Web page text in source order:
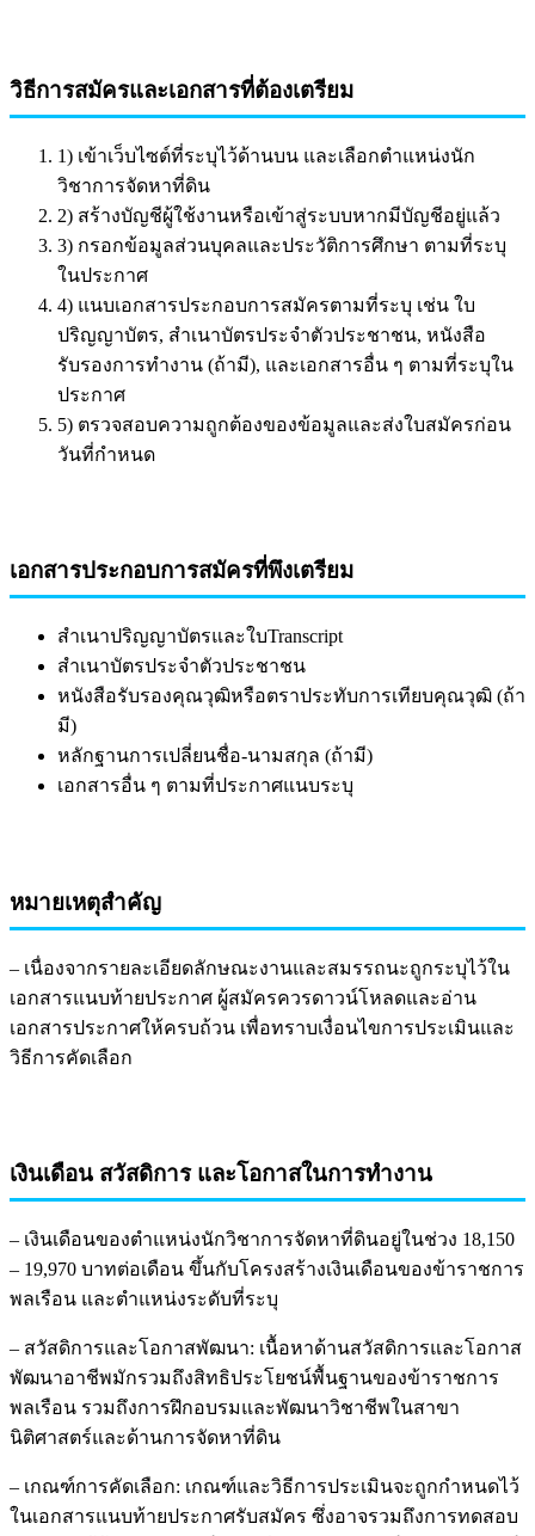
วิธีการสมัครและเอกสารที่ต้องเตรียม
1) เข้าเว็บไซต์ที่ระบุไว้ด้านบน และเลือกตำแหน่งนัก
วิชาการจัดหาที่ดิน
2) สร้างบัญชีผู้ใช้งานหรือเข้าสู่ระบบหากมีบัญชีอยู่แล้ว
3) กรอกข้อมูลส่วนบุคลและประวัติการศึกษา ตามที่ระบุ
ในประกาศ
4) แนบเอกสารประกอบการสมัครตามที่ระบุ เช่น ใบ
ปริญญาบัตร, สำเนาบัตรประจำตัวประชาชน, หนังสือ
รับรองการทำงาน (ถ้ามี), และเอกสารอื่น ๆ ตามที่ระบุใน
ประกาศ
5) ตรวจสอบความถูกต้องของข้อมูลและส่งใบสมัครก่อน
วันที่กำหนด
เอกสารประกอบการสมัครที่พึงเตรียม
สำเนาปริญญาบัตรและใบTranscript
สำเนาบัตรประจำตัวประชาชน
หนังสือรับรองคุณวุฒิหรือตราประทับการเทียบคุณวุฒิ (ถ้า
มี)
หลักฐานการเปลี่ยนชื่อ-นามสกุล (ถ้ามี)
เอกสารอื่น ๆ ตามที่ประกาศแนบระบุ
หมายเหตุสำคัญ
– เนื่องจากรายละเอียดลักษณะงานและสมรรถนะถูกระบุไว้ใน
เอกสารแนบท้ายประกาศ ผู้สมัครควรดาวน์โหลดและอ่าน
เอกสารประกาศให้ครบถ้วน เพื่อทราบเงื่อนไขการประเมินและ
วิธีการคัดเลือก
เงินเดือน สวัสดิการ และโอกาสในการทำงาน
– เงินเดือนของตำแหน่งนักวิชาการจัดหาที่ดินอยู่ในช่วง 18,150
– 19,970 บาทต่อเดือน ขึ้นกับโครงสร้างเงินเดือนของข้าราชการ
พลเรือน และตำแหน่งระดับที่ระบุ
– สวัสดิการและโอกาสพัฒนา: เนื้อหาด้านสวัสดิการและโอกาส
พัฒนาอาชีพมักรวมถึงสิทธิประโยชน์พื้นฐานของข้าราชการ
พลเรือน รวมถึงการฝึกอบรมและพัฒนาวิชาชีพในสาขา
นิติศาสตร์และด้านการจัดหาที่ดิน
– เกณฑ์การคัดเลือก: เกณฑ์และวิธีการประเมินจะถูกกำหนดไว้
ในเอกสารแนบท้ายประกาศรับสมัคร ซึ่งอาจรวมถึงการทดสอบ